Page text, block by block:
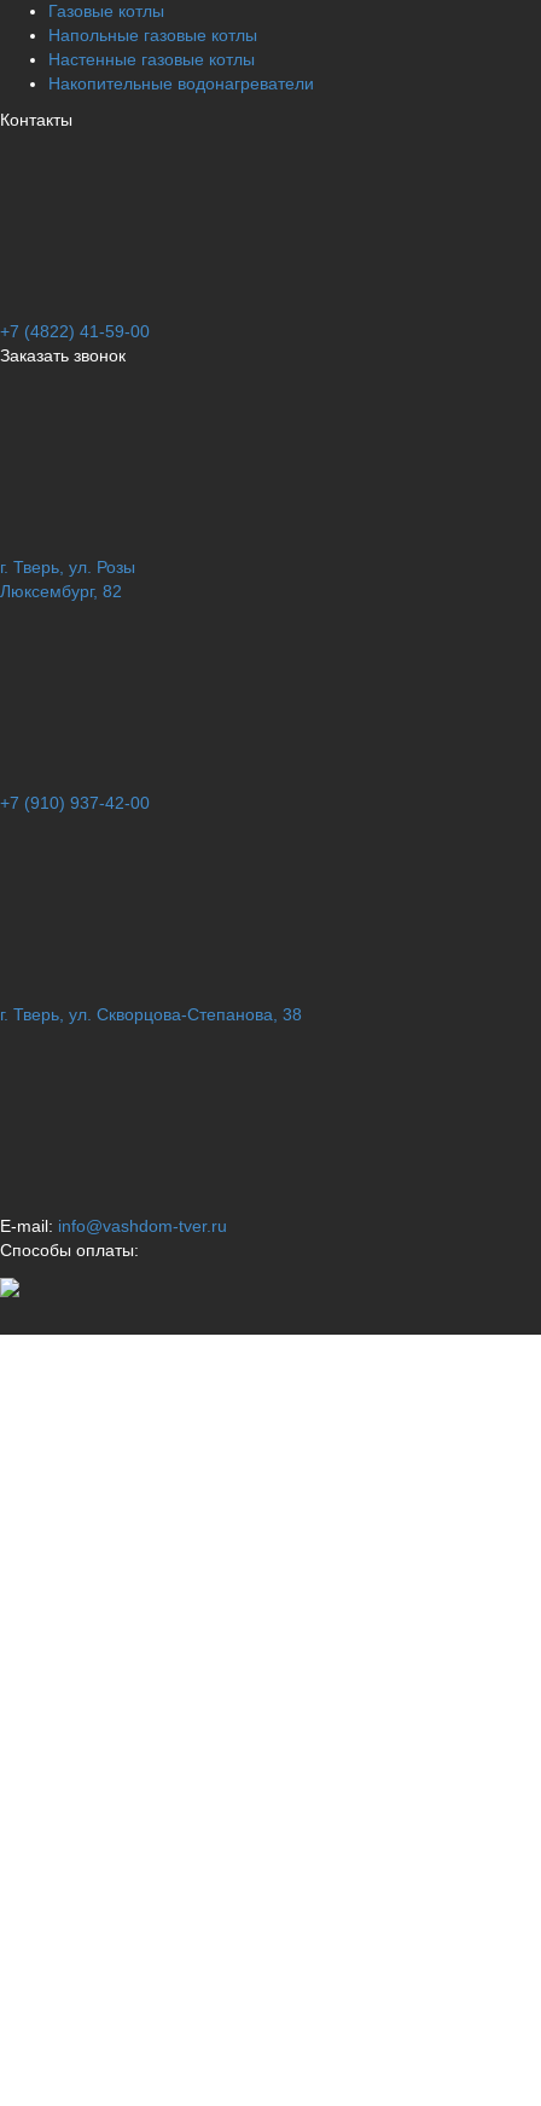
Газовые котлы
Напольные газовые котлы
Настенные газовые котлы
Накопительные водонагреватели
Контакты
+7 (4822) 41-59-00
Заказать звонок
г. Тверь, ул. Розы
Люксембург, 82
+7 (910) 937-42-00
г. Тверь, ул. Скворцова-Степанова, 38
E-mail: info@vashdom-tver.ru
Способы оплаты: